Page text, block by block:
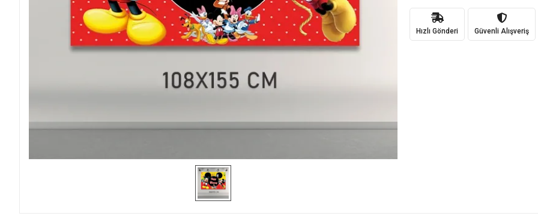
Hızlı Gönderi Güvenli Alışveriş